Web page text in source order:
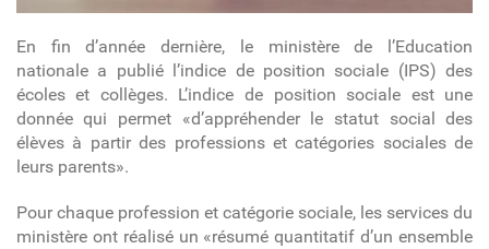
En fin d’année dernière, le ministère de l’Education
nationale a publié l’indice de position sociale (IPS) des
écoles et collèges. L’indice de position sociale est une
donnée qui permet «d’appréhender le statut social des
élèves à partir des professions et catégories sociales de
leurs parents».
Pour chaque profession et catégorie sociale, les services du
ministère ont réalisé un «résumé quantitatif d’un ensemble